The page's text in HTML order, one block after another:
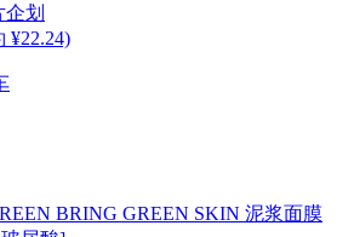
划
¥22.24)
BRING GREEN SKIN 泥浆面膜